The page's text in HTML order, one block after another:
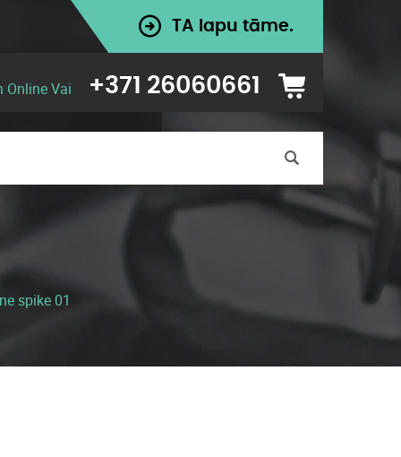
TA lapu tāme.
Online Vai +371 26060661
spike 01